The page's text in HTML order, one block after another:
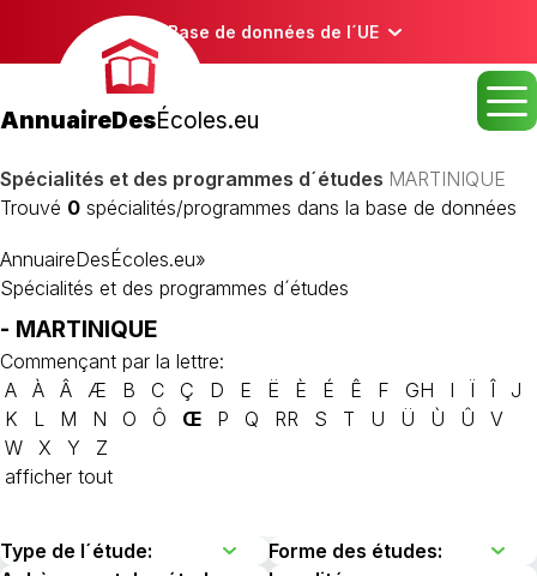
Base de données de l´UE
AnnuaireDesÉcoles.eu
Spécialités et des programmes d´études MARTINIQUE
Trouvé 0 spécialités/programmes dans la base de données
AnnuaireDesÉcoles.eu»
Spécialités et des programmes d´études
- MARTINIQUE
Commençant par la lettre:
A
À Â Æ B C Ç D E Ë È É Ê F GH I Ï Î
J
K
L M N O Ô Œ P Q RR S T U Ü Ù Û
V
W
X Y
Z
afficher tout